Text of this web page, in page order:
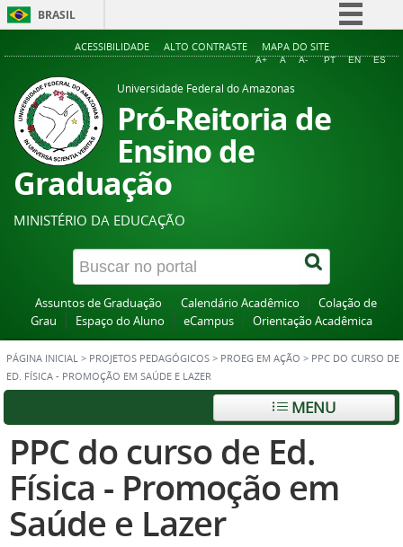
BRASIL
Simplifique!
Acesso à informação
ACESSIBILIDADE ALTO CONTRASTE MAPA DO SITE
A+ A A- PT EN ES
Universidade Federal do Amazonas
Pró-Reitoria de
Ensino de
Graduação
MINISTÉRIO DA EDUCAÇÃO
Assuntos de Graduação Calendário Acadêmico
Colação de
Grau
Espaço do Aluno eCampus Orientação Acadêmica
PÁGINA INICIAL > PROJETOS PEDAGÓGICOS > PROEG EM AÇÃO > PPC DO CURSO DE
ED. FÍSICA - PROMOÇÃO EM SAÚDE E LAZER
MENU
PPC do curso de Ed.
Física - Promoção em
Saúde e Lazer